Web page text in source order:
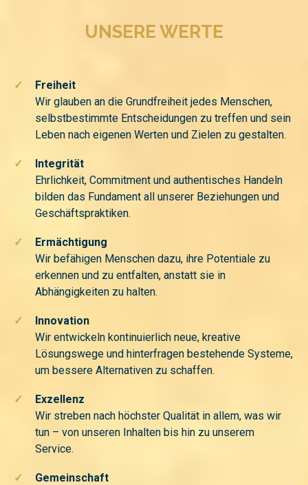
UNSERE WERTE
✓
Freiheit
Wir glauben an die Grundfreiheit jedes Menschen,
selbstbestimmte Entscheidungen zu treffen und sein
Leben nach eigenen Werten und Zielen zu gestalten.
✓
Integrität
Ehrlichkeit, Commitment und authentisches Handeln
bilden das Fundament all unserer Beziehungen und
Geschäftspraktiken.
✓
Ermächtigung
Wir befähigen Menschen dazu, ihre Potentiale zu
erkennen und zu entfalten, anstatt sie in
Abhängigkeiten zu halten.
✓
Innovation
Wir entwickeln kontinuierlich neue, kreative
Lösungswege und hinterfragen bestehende Systeme,
um bessere Alternativen zu schaffen.
✓
Exzellenz
Wir streben nach höchster Qualität in allem, was wir
tun – von unseren Inhalten bis hin zu unserem
Service.
✓
Gemeinschaft